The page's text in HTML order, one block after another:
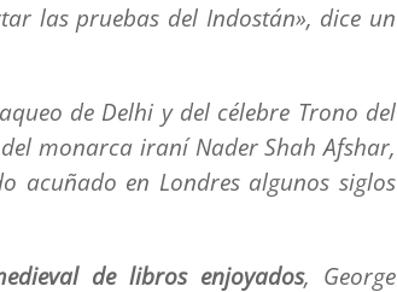
las pruebas del Indostán», dice un
de Delhi y del célebre Trono del
monarca iraní Nader Shah Afshar,
acuñado en Londres algunos siglos
de libros enjoyados, George